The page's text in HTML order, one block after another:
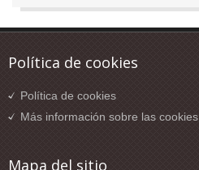
Política de cookies
Política de cookies
Más información sobre las cookies
Mapa del sitio